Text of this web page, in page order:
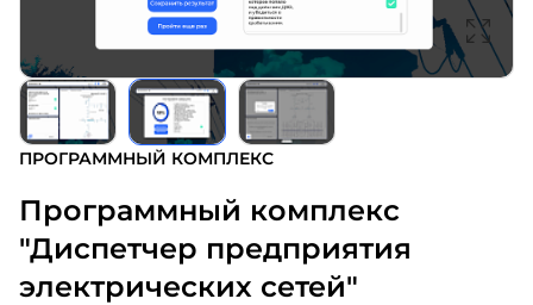
ПРОГРАММНЫЙ КОМПЛЕКС
Программный комплекс
"Диспетчер предприятия
электрических сетей"